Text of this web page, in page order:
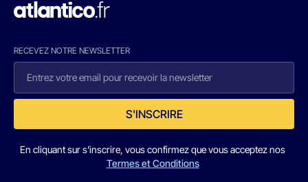
RECEVEZ NOTRE NEWSLETTER
S'INSCRIRE
En cliquant sur s'inscrire, vous confirmez que vous acceptez nos
Termes et Conditions